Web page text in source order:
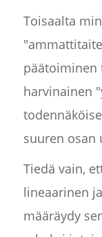
Toisaalta
päätoiminen
harvinainen
suuren osan
Tiedä vain,
lineaarinen
määräydy